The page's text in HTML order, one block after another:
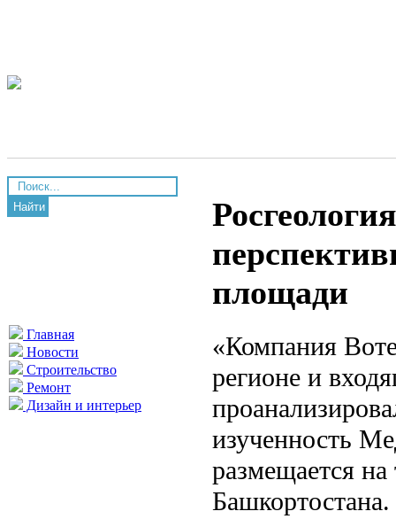
Найти
Главная
Новости
Строительство
Ремонт
Дизайн и интерьер
площади
«Компания
регионе и
изученность
размещается